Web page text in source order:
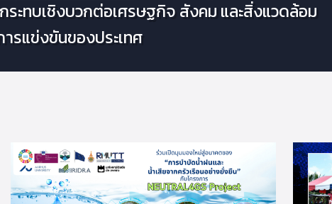
ะทบเชิงบวกต่อเศรษฐกิจ สังคม และสิ่งแวดล้อม
รแข่งขันของประเทศ